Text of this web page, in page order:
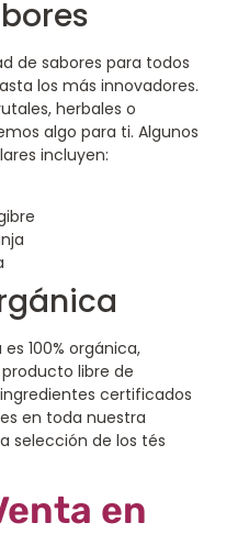
de sabores para todos
los más innovadores.
herbales o
algo para ti. Algunos
incluyen:
100% orgánica,
libre de
certificados
en toda nuestra
selección de los tés
en